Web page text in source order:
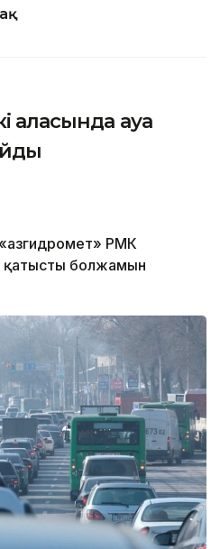
қаласында ауа
РМК
қатысты болжамын